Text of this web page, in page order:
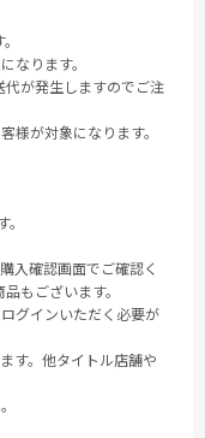
なります。
代が発生しますのでご注
様が対象になります。
入確認画面でご確認く
もございます。
グインいただく必要が
す。他タイトル店舗や